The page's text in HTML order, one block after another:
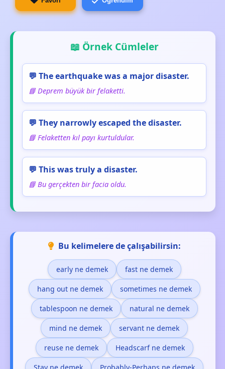
📖 Örnek Cümleler
💬 The earthquake was a major disaster.
📘 Deprem büyük bir felaketti.
💬 They narrowly escaped the disaster.
📘 Felaketten kıl payı kurtuldular.
💬 This was truly a disaster.
📘 Bu gerçekten bir facia oldu.
Bu kelimelere de çalışabilirsin:
early ne demek fast ne demek
hang out ne demek sometimes ne demek
tablespoon ne demek natural ne demek
mind ne demek servant ne demek
reuse ne demek Headscarf ne demek